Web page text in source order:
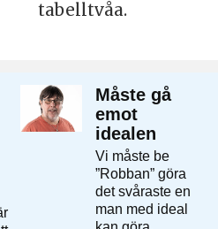
tabelltvåa.